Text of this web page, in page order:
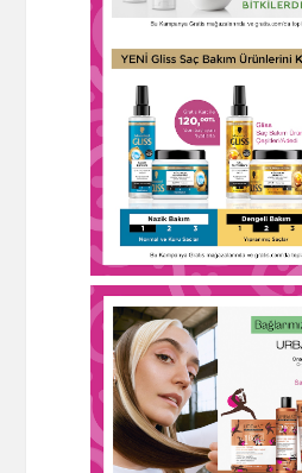
İndirimleri